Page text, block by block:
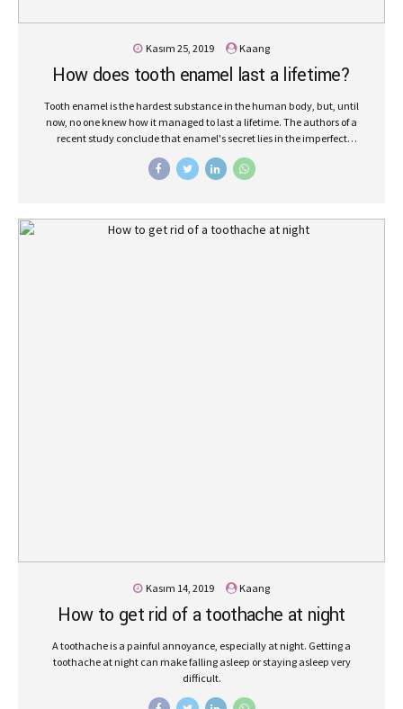
Kasım 25, 2019 Kaang
How does tooth enamel last a lifetime?
Tooth enamel is the hardest substance in the human body, but, until
now, no one knew how it managed to last a lifetime. The authors of a
recent study conclude that enamel's secret lies in the imperfect
Kasım 14, 2019 Kaang
How to get rid of a toothache at night
A toothache is a painful annoyance, especially at night. Getting a
toothache at night can make falling asleep or staying asleep very
difficult.